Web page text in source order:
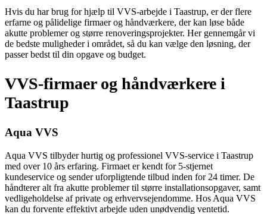
Hvis du har brug for hjælp til VVS-arbejde i Taastrup, er der flere
erfarne og pålidelige firmaer og håndværkere, der kan løse både
akutte problemer og større renoveringsprojekter. Her gennemgår vi
de bedste muligheder i området, så du kan vælge den løsning, der
passer bedst til din opgave og budget.
VVS-firmaer og håndværkere i
Taastrup
Aqua VVS
Aqua VVS tilbyder hurtig og professionel VVS-service i Taastrup
med over 10 års erfaring. Firmaet er kendt for 5-stjernet
kundeservice og sender uforpligtende tilbud inden for 24 timer. De
håndterer alt fra akutte problemer til større installationsopgaver, samt
vedligeholdelse af private og erhvervsejendomme. Hos Aqua VVS
kan du forvente effektivt arbejde uden unødvendig ventetid.